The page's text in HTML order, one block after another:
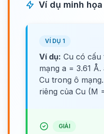
Ví dụ minh họa
VÍ DỤ 1
Ví dụ: Cu có cấu
mạng a = 3.61
Cu trong ô
riêng của Cu (M
GIẢI